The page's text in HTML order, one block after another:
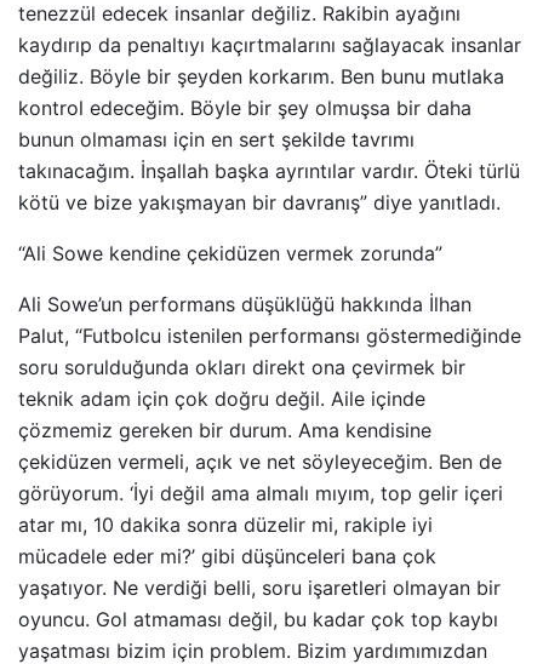
tenezzül edecek insanlar değiliz. Rakibin ayağını
kaydırıp da penaltıyı kaçırtmalarını sağlayacak insanlar
değiliz. Böyle bir şeyden korkarım. Ben bunu mutlaka
kontrol edeceğim. Böyle bir şey olmuşsa bir daha
bunun olmaması için en sert şekilde tavrımı
takınacağım. İnşallah başka ayrıntılar vardır. Öteki türlü
kötü ve bize yakışmayan bir davranış” diye yanıtladı.
“Ali Sowe kendine çekidüzen vermek zorunda”
Ali Sowe’un performans düşüklüğü hakkında İlhan
Palut, “Futbolcu istenilen performansı göstermediğinde
soru sorulduğunda okları direkt ona çevirmek bir
teknik adam için çok doğru değil. Aile içinde
çözmemiz gereken bir durum. Ama kendisine
çekidüzen vermeli, açık ve net söyleyeceğim. Ben de
görüyorum. ‘İyi değil ama almalı mıyım, top gelir içeri
atar mı, 10 dakika sonra düzelir mi, rakiple iyi
mücadele eder mi?’ gibi düşünceleri bana çok
yaşatıyor. Ne verdiği belli, soru işaretleri olmayan bir
oyuncu. Gol atmaması değil, bu kadar çok top kaybı
yaşatması bizim için problem. Bizim yardımımızdan